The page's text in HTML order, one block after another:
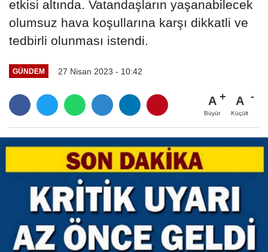
etkisi altında. Vatandaşların yaşanabilecek
olumsuz hava koşullarına karşı dikkatli ve
tedbirli olunması istendi.
GÜNDEM 27 Nisan 2023 - 10:42
A
Büyüt
A
Küçült